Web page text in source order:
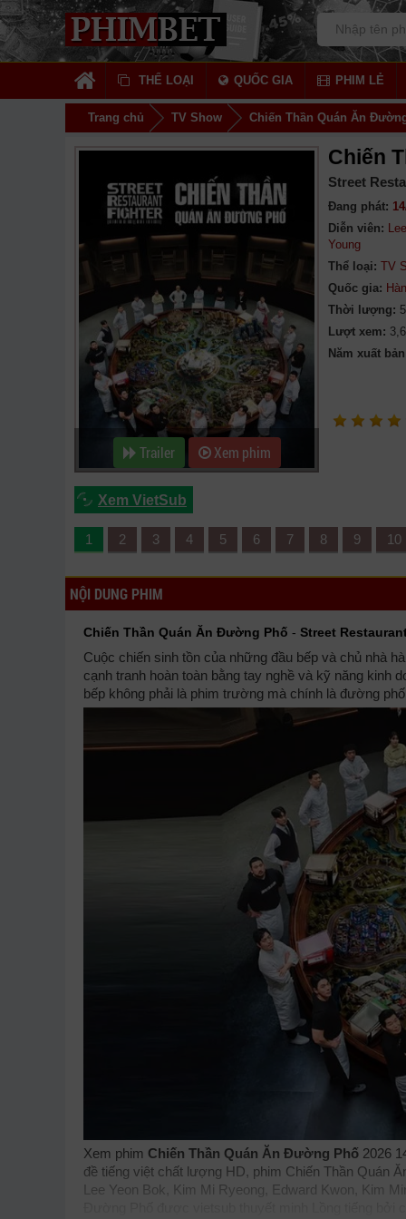
THỂ LOẠI QUỐC GIA PHIM LẺ
Trang chủ TV Show Chiến Thần Quán Ăn
Trailer Xem phim
Chiến
Street
Đang phát:
Diễn viên:
Young
Thể loại: TV
Quốc gia:
Thời lượng:
Lượt xem:
Năm xuất
Xem VietSub
1 2 3 4 5 6 7 8 9 10
NỘI DUNG PHIM
Chiến Thần Quán Ăn Đường Phố - Street
Cuộc chiến sinh tồn của những đầu bếp và chủ nhà
cạnh tranh hoàn toàn bằng tay nghề và kỹ năng kinh
bếp không phải là phim trường mà chính là đường
Xem phim Chiến Thần Quán Ăn Đường Phố 2026
đề tiếng việt chất lượng HD, phim Chiến Thần Quán
Lee Yeon Bok, Kim Mi Ryeong, Edward Kwon, Kim
Đường Phố được vietsub thuyết minh Lồng tiếng bởi